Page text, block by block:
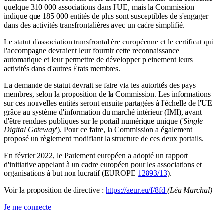
quelque 310 000 associations dans l'UE, mais la Commission
indique que 185 000 entités de plus sont susceptibles de s'engager
dans des activités transfrontalières avec un cadre simplifié.
Le statut d'association transfrontalière européenne et le certificat qui
l'accompagne devraient leur fournir cette reconnaissance
automatique et leur permettre de développer pleinement leurs
activités dans d'autres États membres.
La demande de statut devrait se faire via les autorités des pays
membres, selon la proposition de la Commission. Les informations
sur ces nouvelles entités seront ensuite partagées à l'échelle de l'UE
grâce au système d'information du marché intérieur (IMI), avant
d'être rendues publiques sur le portail numérique unique ('Single
Digital Gateway'). Pour ce faire, la Commission a également
proposé un règlement modifiant la structure de ces deux portails.
En février 2022, le Parlement européen a adopté un rapport
d'initiative appelant à un cadre européen pour les associations et
organisations à but non lucratif (EUROPE 12893/13).
Voir la proposition de directive : https://aeur.eu/f/8fd (Léa Marchal)
Je me connecte